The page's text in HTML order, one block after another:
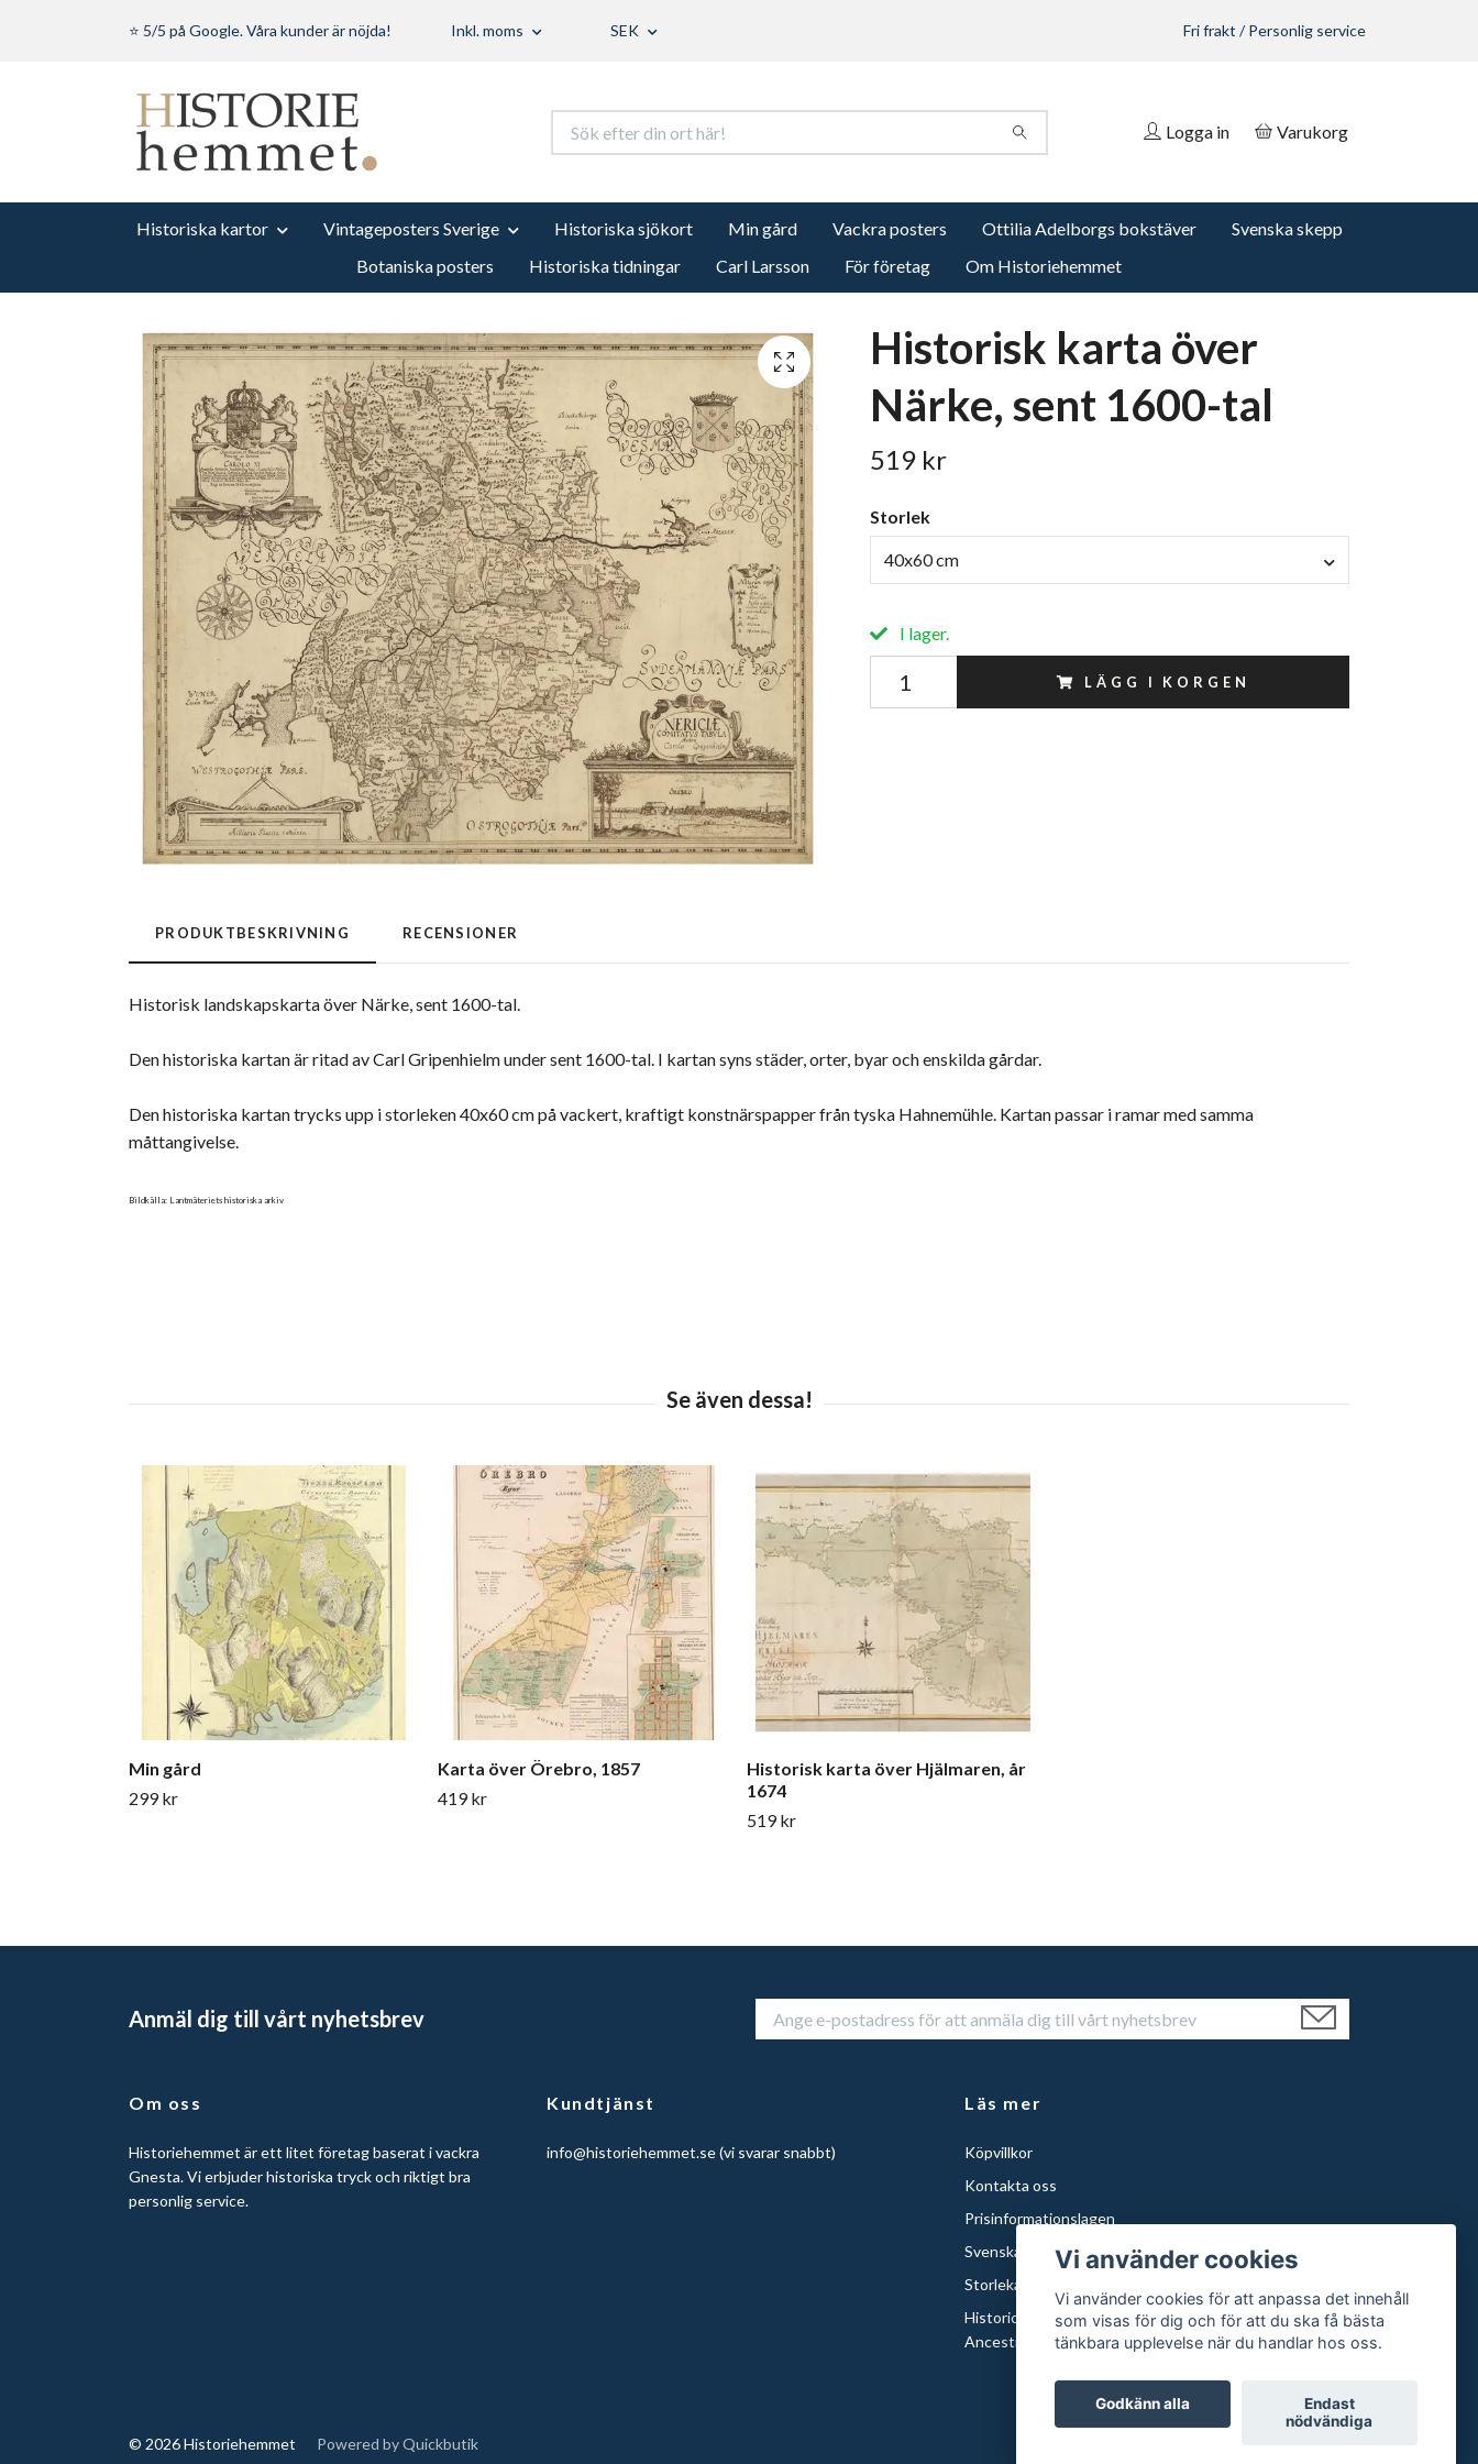
⭐ 5/5 på Google. Våra kunder är nöjda! Inkl. moms SEK Fri frakt / Personlig service
Logga in Varukorg
Historiska kartor Vintageposters Sverige Historiska sjökort Min gård Vackra posters Ottilia Adelborgs bokstäver
Svenska skepp
Botaniska posters
Historiska tidningar Carl Larsson För företag Om Historiehemmet
Historisk karta över
Närke, sent 1600-tal
519 kr
Storlek
40x60 cm
I lager.
LÄGG I KORGEN
PRODUKTBESKRIVNING RECENSIONER
Historisk landskapskarta över Närke, sent 1600-tal.
Den historiska kartan är ritad av Carl Gripenhielm under sent 1600-tal. I kartan syns städer, orter, byar och enskilda gårdar.
Den historiska kartan trycks upp i storleken 40x60 cm på vackert, kraftigt konstnärspapper från tyska Hahnemühle. Kartan passar i ramar med samma
måttangivelse.
Bildkälla: Lantmäteriets historiska arkiv
Min gård
299 kr
Karta över Örebro, 1857
419 kr
Historisk karta över Hjälmaren, år
1674
519 kr
Anmäl dig till vårt nyhetsbrev
Om oss
Historiehemmet är ett litet företag baserat i vackra
Gnesta. Vi erbjuder historiska tryck och riktigt bra
personlig service.
Kundtjänst
info@historiehemmet.se(vi svarar snabbt)
Läs mer
Köpvillkor
Kontakta oss
Prisinformationslagen
Svenska Städer
Storlekar och papper
Historical Maps of Sweden for Americans with Swedish
Ancestry | Histor
© 2026 Historiehemmet Powered by Quickbutik
Vi använder cookies
Vi använder cookies för att anpassa det innehåll
som visas för dig och för att du ska få bästa
tänkbara upplevelse när du handlar hos oss.
Godkänn alla
Endast
nödvändiga